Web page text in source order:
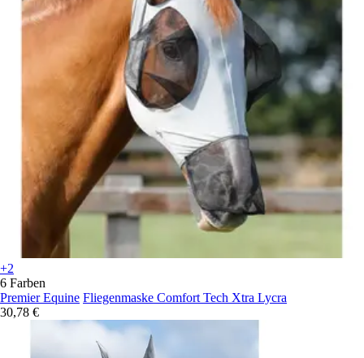
+2
6 Farben
Premier Equine Fliegenmaske Comfort Tech Xtra Lycra
30,78 €